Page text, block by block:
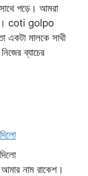
পড়ে। আমরা
coti golpo
একটা মালকে সাথী
ব্যাচের
নাম রাকেশ।